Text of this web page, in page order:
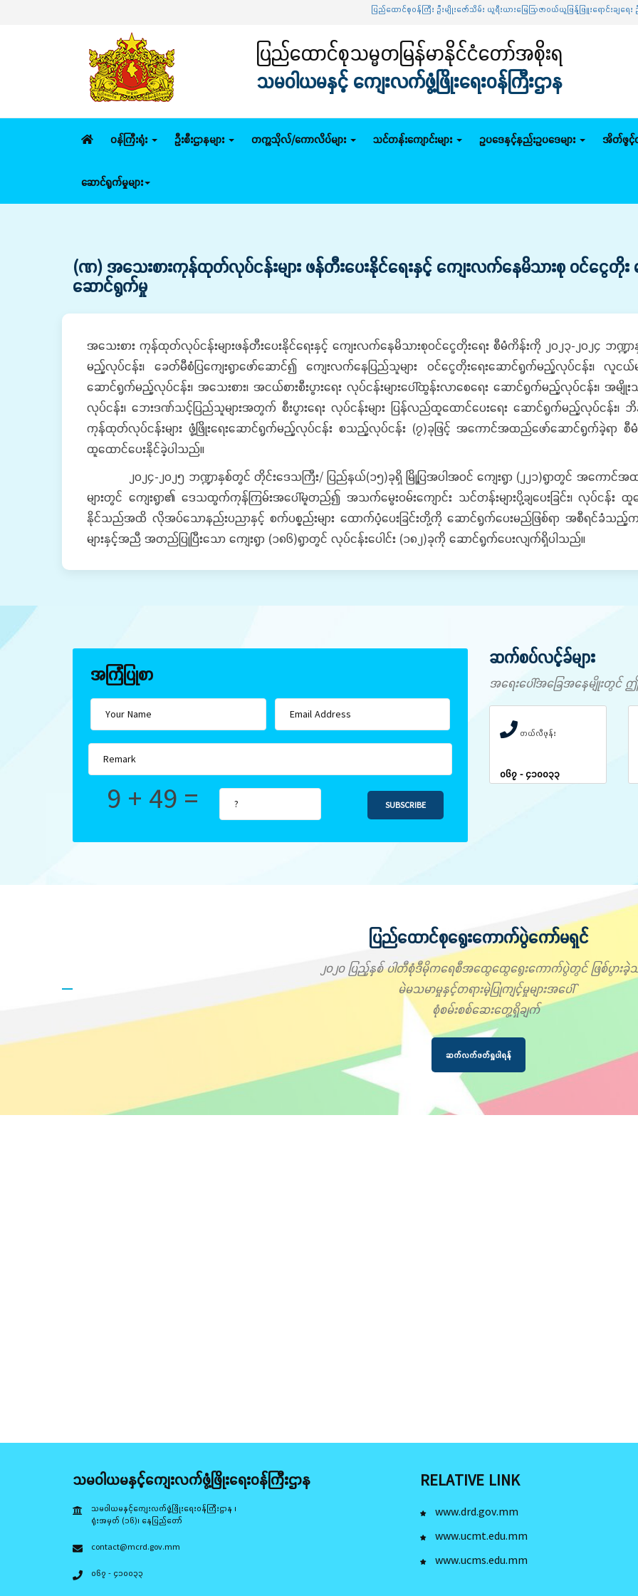
ပြည်ထောင်စုဝန်ကြီး ဦးမျိုးဇော်သိမ်း ယူရီးယားမြေဩဇာဝယ်ယူဖြန့်ဖြူးရောင်းချရေး
ပြည်ထောင်စုသမ္မတမြန်မာနိုင်ငံတော်အစိုးရ
သမဝါယမနှင့် ကျေးလက်ဖွံ့ဖြိုးရေးဝန်ကြီးဌာန
ဝန်ကြီးရုံး ဦးစီးဌာနများ တက္ကသိုလ်/ကောလိပ်များ သင်တန်းကျောင်းများ ဥပဒေနှင့်နည်းဥပဒေများ အိတ်ဖွင့်တ
ဆောင်ရွက်မှုများ
(ဏ) အသေးစားကုန်ထုတ်လုပ်ငန်းများ ဖန်တီးပေးနိုင်ရေးနှင့် ကျေးလက်နေမိသားစု ဝင်ငွေ
ဆောင်ရွက်မှု
အသေးစား ကုန်ထုတ်လုပ်ငန်းများဖန်တီးပေးနိုင်ရေးနှင့် ကျေးလက်နေမိသားစုဝင်ငွေတိုးရေး စီမံကိန်းကို ၂၀၂၃-၂၀၂
မည့်လုပ်ငန်း၊ ခေတ်မီစံပြကျေးရွာဖော်ဆောင်၍ ကျေးလက်နေပြည်သူများ ဝင်ငွေတိုးရေးဆောင်ရွက်မည့်လုပ်ငန်း၊ လူ
ဆောင်ရွက်မည့်လုပ်ငန်း၊ အသေးစား၊ အငယ်စားစီးပွားရေး လုပ်ငန်းများပေါ်ထွန်းလာစေရေး ဆောင်ရွက်မည့်လုပ်ငန်း၊ အ
လုပ်ငန်း၊ ဘေးဒဏ်သင့်ပြည်သူများအတွက် စီးပွားရေး လုပ်ငန်းများ ပြန်လည်ထူထောင်ပေးရေး ဆောင်ရွက်မည့်လုပ်ငန်း၊
ကုန်ထုတ်လုပ်ငန်းများ ဖွံ့ဖြိုးရေးဆောင်ရွက်မည့်လုပ်ငန်း စသည့်လုပ်ငန်း (၇)ခုဖြင့် အကောင်အထည်ဖော်ဆောင်ရွက်ခဲ့ရာ စီမံကိန်
ထူထောင်ပေးနိုင်ခဲ့ပါသည်။
၂၀၂၄-၂၀၂၅ ဘဏ္ဍာနှစ်တွင် တိုင်းဒေသကြီး/ ပြည်နယ်(၁၅)ခုရှိ မြို့ပြအပါအဝင် ကျေးရွာ (၂၂၁)ရွာတွင် အကောင်အထည်
များတွင် ကျေးရွာ၏ ဒေသထွက်ကုန်ကြမ်းအပေါ်မူတည်၍ အသက်မွေးဝမ်းကျောင်း သင်တန်းများပို့ချပေးခြင်း၊ လုပ်ငန်
နိုင်သည်အထိ လိုအပ်သောနည်းပညာနှင့် စက်ပစ္စည်းများ ထောက်ပံ့ပေးခြင်းတို့ကို ဆောင်ရွက်ပေးမည်ဖြစ်ရာ အစီရင်ခံ
များနှင့်အညီ အတည်ပြုပြီးသော ကျေးရွာ (၁၈၆)ရွာတွင် လုပ်ငန်းပေါင်း (၁၈၂)ခုကို ဆောင်ရွက်ပေးလျက်ရှိပါသည်။
အကြံပြုစာ
9 + 49 = SUBSCRIBE
ဆက်စပ်လင့်ခ်များ
အရေးပေါ်အခြေအနေမျိုးတွင် ဤ
တယ်လီဖုန်း
၀၆၇ - ၄၁၀၀၃၃
ပြည်ထောင်စုရွေးကောက်ပွဲကော်မရှင်
၂၀၂၀ ပြည့်နှစ် ပါတီစုံဒီမိုကရေစီအထွေထွေရွေးကောက်ပွဲတွင် ဖြစ်ပွား
မဲမသမာမှုနှင့်တရားမဲ့ပြုကျင့်မှုများအပေါ်
စုံစမ်းစစ်ဆေးတွေ့ရှိချက်
ဆက်လက်ဖတ်ရှုပါရန်
သမဝါယမနှင့်ကျေးလက်ဖွံ့ဖြိုးရေးဝန်ကြီးဌာန
သမဝါယမနှင့်ကျေးလက်ဖွံ့ဖြိုးရေးဝန်ကြီးဌာန ၊
ရုံးအမှတ် (၁၆)၊ နေပြည်တော်
contact@mcrd.gov.mm
၀၆၇ - ၄၁၀၀၃၃
RELATIVE LINK
www.drd.gov.mm
www.ucmt.edu.mm
www.ucms.edu.mm